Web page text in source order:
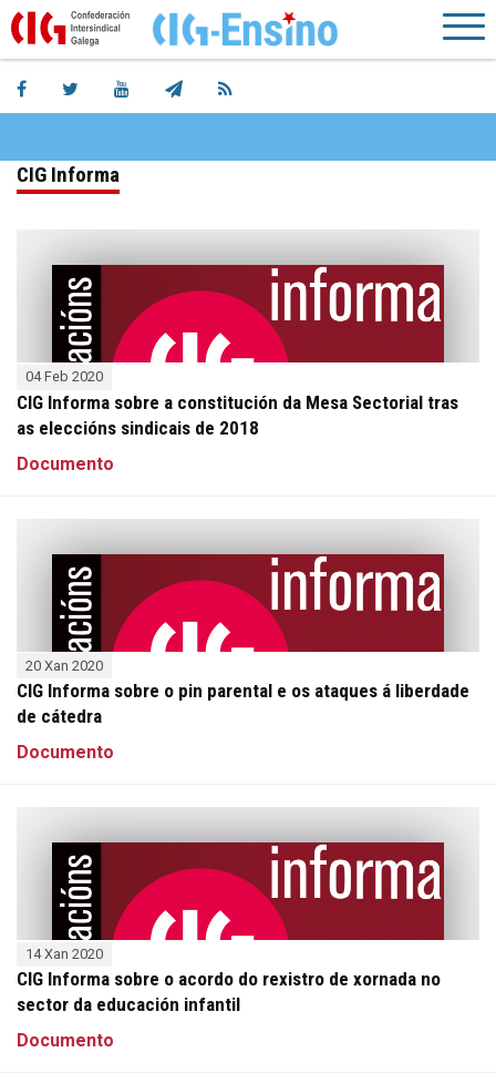
CIG Informa
04 Feb 2020
CIG Informa sobre a constitución da Mesa Sectorial tras
as eleccións sindicais de 2018
Documento
20 Xan 2020
CIG Informa sobre o pin parental e os ataques á liberdade
de cátedra
Documento
14 Xan 2020
CIG Informa sobre o acordo do rexistro de xornada no
sector da educación infantil
Documento